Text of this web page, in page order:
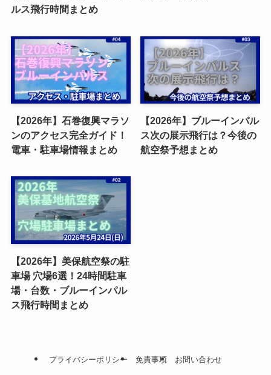
ルス飛行時間まとめ
【2026年】石巻復興マラソ
ンのアクセス完全ガイド！
電車・駐車場情報まとめ
【2026年】ブルーインパル
ス次の展示飛行は？今後の
航空祭予想まとめ
【2026年】美保航空祭の駐
車場 穴場6選！24時間駐車
場・台数・ブルーインパル
ス飛行時間まとめ
プライバシーポリシー 免責事項 お問い合わせ